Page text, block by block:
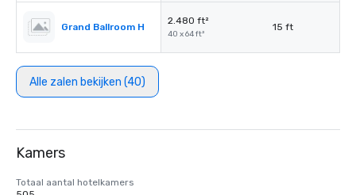
Grand Ballroom H
2.480 ft²
40 x 64 ft²
15 ft
Alle zalen bekijken (40)
Kamers
Totaal aantal hotelkamers